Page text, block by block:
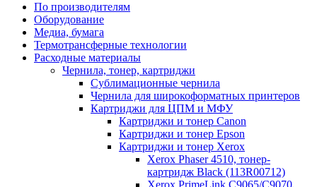
По производителям
Оборудование
Медиа, бумага
Термотрансферные технологии
Расходные материалы
Чернила, тонер, картриджи
Сублимационные чернила
Чернила для широкоформатных принтеров
Картриджи для ЦПМ и МФУ
Картриджи и тонер Canon
Картриджи и тонер Epson
Картриджи и тонер Xerox
Xerox Phaser 4510, тонер-
картридж Black (113R00712)